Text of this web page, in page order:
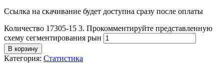
Ссылка на скачивание будет доступна сразу после оплаты
Количество 17305-15 3. Прокомментируйте представленную
схему сегментирования рын
В корзину
Категория: Статистика